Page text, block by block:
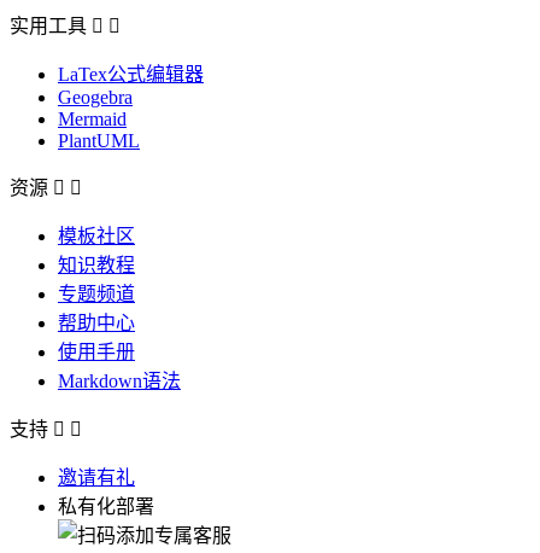
实用工具  
LaTex公式编辑器
Geogebra
Mermaid
PlantUML
资源  
模板社区
知识教程
专题频道
帮助中心
使用手册
Markdown语法
支持  
邀请有礼
私有化部署